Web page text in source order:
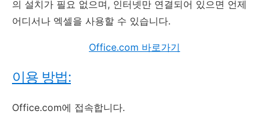
의 설치가 필요 없으며, 인터넷만 연결되어 있으면 언제
어디서나 엑셀을 사용할 수 있습니다.
Office.com 바로가기
이용 방법:
Office.com에 접속합니다.